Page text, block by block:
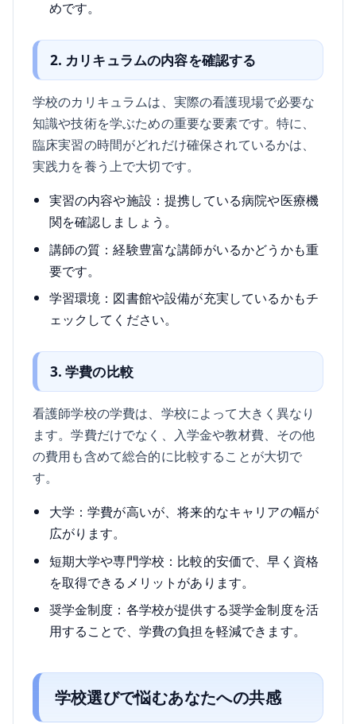
めです。
2. カリキュラムの内容を確認する
学校のカリキュラムは、実際の看護現場で必要な
知識や技術を学ぶための重要な要素です。特に、
臨床実習の時間がどれだけ確保されているかは、
実践力を養う上で大切です。
実習の内容や施設：提携している病院や医療機
関を確認しましょう。
講師の質：経験豊富な講師がいるかどうかも重
要です。
学習環境：図書館や設備が充実しているかもチ
ェックしてください。
3. 学費の比較
看護師学校の学費は、学校によって大きく異なり
ます。学費だけでなく、入学金や教材費、その他
の費用も含めて総合的に比較することが大切で
す。
大学：学費が高いが、将来的なキャリアの幅が
広がります。
短期大学や専門学校：比較的安価で、早く資格
を取得できるメリットがあります。
奨学金制度：各学校が提供する奨学金制度を活
用することで、学費の負担を軽減できます。
学校選びで悩むあなたへの共感